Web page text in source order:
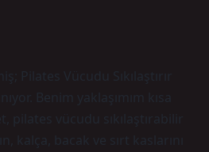
Pilates Vücudu Sıkılaştırır
Benim yaklaşımım kısa
pilates vücudu sıkılaştırabilir
kalça, bacak ve sırt kaslarını